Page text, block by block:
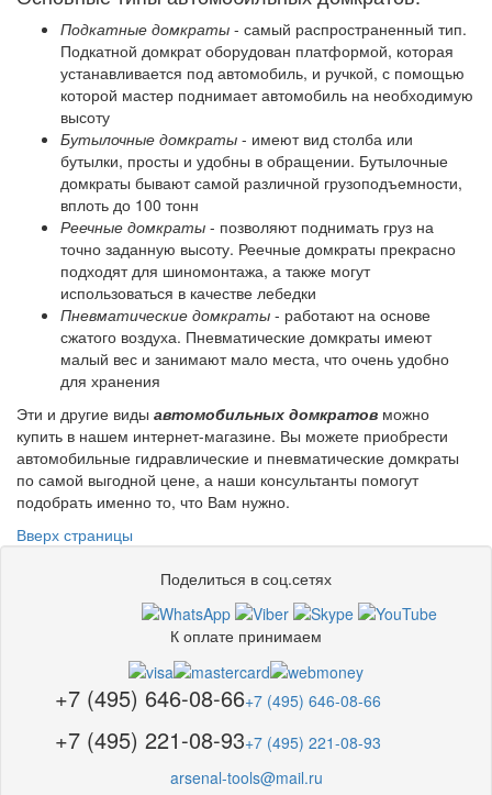
Подкатные домкраты - самый распространенный тип.
Подкатной домкрат оборудован платформой, которая
устанавливается под автомобиль, и ручкой, с помощью
которой мастер поднимает автомобиль на необходимую
высоту
Бутылочные домкраты - имеют вид столба или
бутылки, просты и удобны в обращении. Бутылочные
домкраты бывают самой различной грузоподъемности,
вплоть до 100 тонн
Реечные домкраты - позволяют поднимать груз на
точно заданную высоту. Реечные домкраты прекрасно
подходят для шиномонтажа, а также могут
использоваться в качестве лебедки
Пневматические домкраты - работают на основе
сжатого воздуха. Пневматические домкраты имеют
малый вес и занимают мало места, что очень удобно
для хранения
Эти и другие виды автомобильных домкратов можно
купить в нашем интернет-магазине. Вы можете приобрести
автомобильные гидравлические и пневматические домкраты
по самой выгодной цене, а наши консультанты помогут
подобрать именно то, что Вам нужно.
Вверх страницы
Поделиться в соц.сетях
К оплате принимаем
+7 (495) 646-08-66+7 (495) 646-08-66
+7 (495) 221-08-93+7 (495) 221-08-93
arsenal-tools@mail.ru